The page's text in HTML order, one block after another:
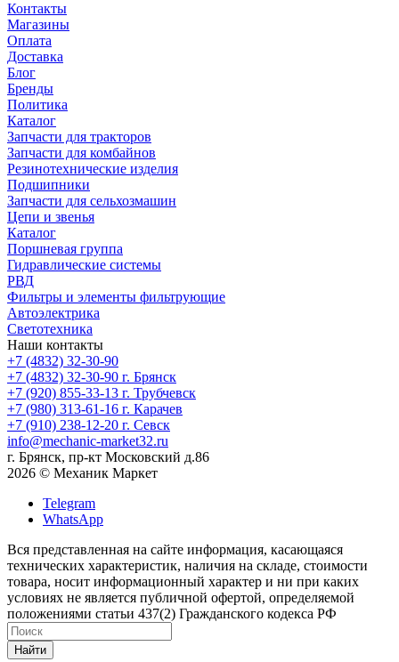
Контакты
Магазины
Оплата
Доставка
Блог
Бренды
Политика
Каталог
Запчасти для тракторов
Запчасти для комбайнов
Резинотехнические изделия
Подшипники
Запчасти для сельхозмашин
Цепи и звенья
Каталог
Поршневая группа
Гидравлические системы
РВД
Фильтры и элементы фильтрующие
Автоэлектрика
Светотехника
Наши контакты
+7 (4832) 32-30-90
+7 (4832) 32-30-90 г. Брянск
+7 (920) 855-33-13 г. Трубчевск
+7 (980) 313-61-16 г. Карачев
+7 (910) 238-12-20 г. Севск
info@mechanic-market32.ru
г. Брянск, пр-кт Московский д.86
2026 © Механик Маркет
Telegram
WhatsApp
Вся представленная на сайте информация, касающаяся
технических характеристик, наличия на складе, стоимости
товара, носит информационный характер и ни при каких
условиях не является публичной офертой, определяемой
положениями статьи 437(2) Гражданского кодекса РФ
Найти